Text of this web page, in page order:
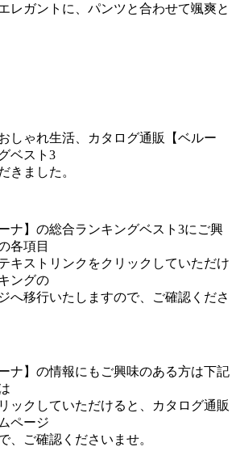
レガントに、パンツと合わせて颯爽と
しゃれ生活、カタログ通販【ベルー
ベスト3
きました。
ナ】の総合ランキングベスト3にご興
各項目
キストリンクをクリックしていただけ
ングの
へ移行いたしますので、ご確認くださ
ナ】の情報にもご興味のある方は下記
ックしていただけると、カタログ通販
ページ
、ご確認くださいませ。